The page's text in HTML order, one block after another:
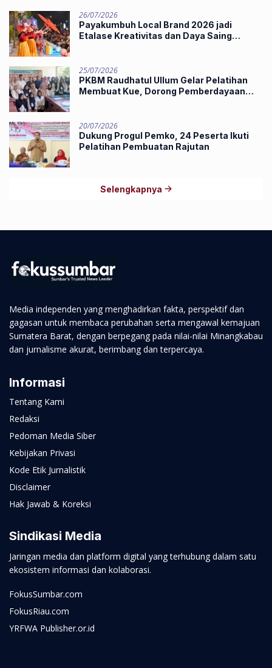
26/07/2026
Payakumbuh Local Brand 2026 jadi
Etalase Kreativitas dan Daya Saing
25/07/2026
PKBM Raudhatul Ullum Gelar Pelatihan
Membuat Kue, Dorong Pemberdayaan
20/07/2026
Dukung Progul Pemko, 24 Peserta Ikuti
Pelatihan Pembuatan Rajutan
Selengkapnya
Media independen yang menghadirkan fakta, perspektif dan
gagasan untuk membaca perubahan serta mengawal kemajuan
Sumatera Barat, dengan berpegang pada nilai-nilai Minangkabau
dan jurnalisme akurat, berimbang dan terpercaya.
Informasi
Tentang Kami
Redaksi
Pedoman Media Siber
Kebijakan Privasi
Kode Etik Jurnalistik
Disclaimer
Hak Jawab & Koreksi
Sindikasi Media
Jaringan media dan platform digital yang terhubung dalam satu
ekosistem informasi dan kolaborasi.
FokusSumbar.com
FokusRiau.com
YRFWA Publisher.or.id